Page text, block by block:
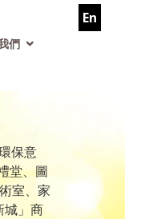
們
En
保意
堂、圖
室、家
城」商